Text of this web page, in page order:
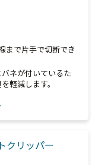
まで片手で切断でき
ネが付いているた
軽減します。
クリッパー